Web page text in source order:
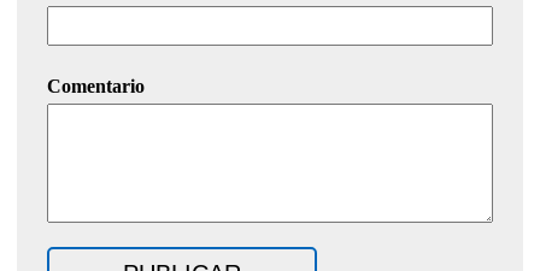
Comentario